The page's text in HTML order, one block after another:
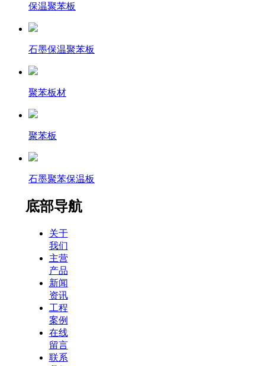
保温聚苯板
石墨保温聚苯板
聚苯板材
聚苯板
石墨聚苯保温板
底部导航
关于
我们
主营
产品
新闻
资讯
工程
案例
在线
留言
联系